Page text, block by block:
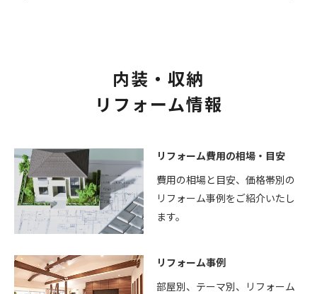
内装・収納
リフォーム情報
リフォーム費用の相場・目安
費用の相場と目安、価格帯別の
リフォーム事例をご紹介いたし
ます。
リフォーム事例
部屋別、テーマ別、リフォーム